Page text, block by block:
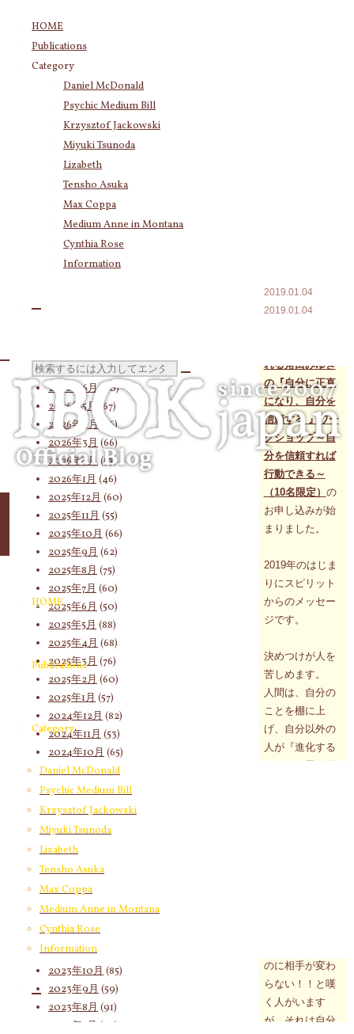
HOME
Publications
Category
Daniel McDonald
Psychic Medium Bill
Krzysztof Jackowski
Miyuki Tsunoda
Lizabeth
Tensho Asuka
Max Coppa
Medium Anne in Montana
Cynthia Rose
Information
検
索
対
HOME
Publications
Category
Daniel McDonald
Psychic Medium Bill
Krzysztof Jackowski
Miyuki Tsunoda
Lizabeth
Tensho Asuka
Max Coppa
Medium Anne in Montana
Cynthia Rose
Information
2019.01.04
2019.01.04
れる角田みゆき
の『自分に正直
になり、自分を
信頼する 』ワー
クショップ～自
分を信頼すれば
行動できる～
（10名限定） の
お申し込みが始
まりました。
2019年のはじま
りにスピリット
からのメッセー
ジです。
決めつけが人を
苦しめます。
人間は、自分の
ことを棚に上
げ、自分以外の
人が『進化する
のに相手が変わ
らない！！と嘆
く人がいます
が、それは自分
Category
Daniel McDonald(243)
Psychic Medium Bill (11)
Katherine
(23)
Krzysztof Jackowski
Miyuki Tsunoda
Lizabeth(255)
Tensho Asuka(3,028)
Amanda Coppa
Max Coppa(403)
Medium Anne in Montana
Cynthia Rose(4)
2026年7月(58)
2026年6月(60)
2026年5月
(67)
2026年4月 (76)
2026年3月 (66)
2026年2月 (53)
2026年1月 (46)
2025年12月 (60)
2025年11月 (55)
2025年10月 (66)
2025年9月 (62)
2025年8月 (75)
2025年7月 (60)
2025年6月 (50)
2025年5月 (88)
2025年4月 (68)
2025年3月 (76)
2025年2月 (60)
2025年1月 (57)
2024年12月 (82)
2024年11月 (53)
2024年10月 (65)
2024年9月(58)
2024年8月(65)
2024年7月(63)
2024年6月(72)
2024年5月
2024年4月
2024年2月
2024年1月(66)
2023年12月
2023年11月
2023年10月 (85)
2023年9月 (59)
2023年8月 (91)
2023年7月 (89)